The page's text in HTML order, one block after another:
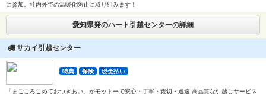
に参加。社内外での温暖化防止に取り組みます！
愛知県発のハート引越センターの詳細
サカイ引越センター
特典 保険 現金払い
「まごころこめておつきあい」がモットーで安心・丁寧・親切・迅速 高品質な引越しサービス